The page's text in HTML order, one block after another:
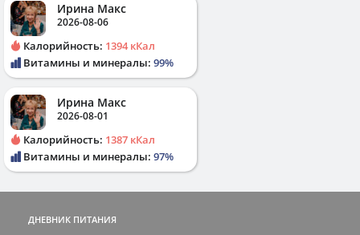
Ирина Макс
2026-08-06
Калорийность: 1394 кКал
Витамины и минералы: 99%
Ирина Макс
2026-08-01
Калорийность: 1387 кКал
Витамины и минералы: 97%
ДНЕВНИК ПИТАНИЯ